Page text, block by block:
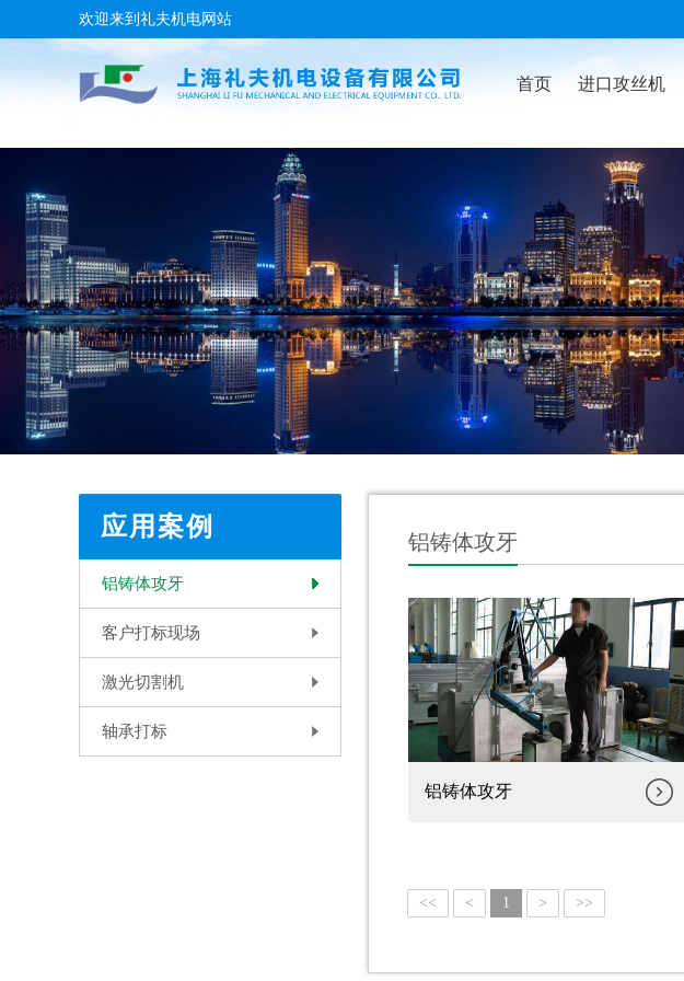
欢迎来到礼夫机电网站
首页 进口攻丝机
应用案例
铝铸体攻牙
客户打标现场
激光切割机
轴承打标
铝铸体攻牙
铝铸体攻牙
<< < 1 > >>